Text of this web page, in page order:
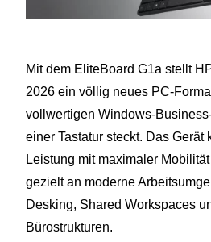
Mit dem EliteBoard G1a stellt
2026 ein völlig neues PC-
vollwertigen Windows-
einer Tastatur steckt. Das Gerät
Leistung mit maximaler
gezielt an moderne
Desking, Shared Workspaces
Bürostrukturen.